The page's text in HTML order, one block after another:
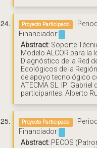
Proyecto Participado |
Financiador:
Abstract: Soporte
Modelo ALCOR para la
Diagnóstico de la Red
Ecológicos de la
de apoyo tecnológico
ATECMA SL. IP: Gabriel
participantes: Alberto
Proyecto Participado |
Financiador:
Abstract: PECOS